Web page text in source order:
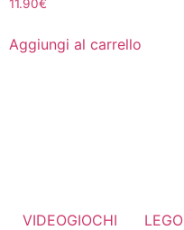
11.90€
Aggiungi al carrello
VIDEOGIOCHI LEGO